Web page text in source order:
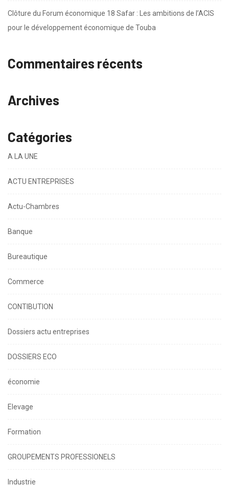
Clôture du Forum économique 18 Safar : Les ambitions de l’ACIS
pour le développement économique de Touba
Commentaires récents
Archives
Catégories
A LA UNE
ACTU ENTREPRISES
Actu-Chambres
Banque
Bureautique
Commerce
CONTIBUTION
Dossiers actu entreprises
DOSSIERS ECO
économie
Elevage
Formation
GROUPEMENTS PROFESSIONELS
Industrie